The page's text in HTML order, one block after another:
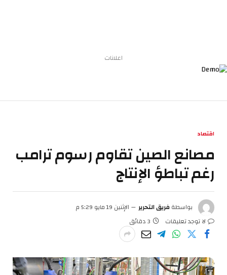
اعلانات
اقتصاد
مصانع الصين تقاوم رسوم ترامب
رغم تباطؤ الإنتاج
بواسطةفريق التحرير
الإثنين 19 مايو 5:29 م
لا توجد تعليقات
3 دقائق